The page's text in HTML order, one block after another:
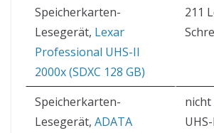
Speicherkarten-
Lesegerät, Lexar
Professional UHS-II
2000x (SDXC 128 GB)
211
Speicherkarten-
Lesegerät, ADATA
nicht